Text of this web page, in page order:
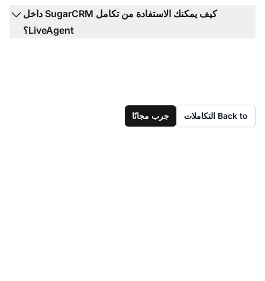
كيف يمكنك الاستفادة من تكامل SugarCRM داخل
LiveAgent؟
Back to التكاملات جرب مجانًا